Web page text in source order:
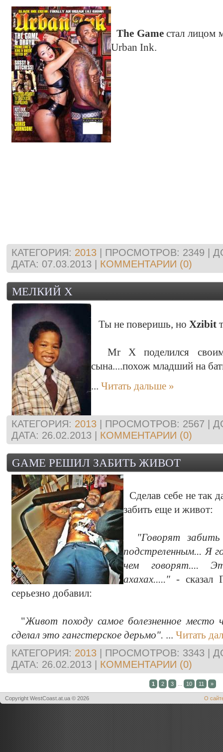
The Gameстал лицом
Urban Ink.
КАТЕГОРИЯ: 2013 | ПРОСМОТРОВ: 2349 |
ДАТА: 07.03.2013 КОММЕНТАРИИ (0)
MЕЛКИЙ X
Ты не поверишь, но Xzibit
Mr X поделился
сына....похож младший на
... Читать дальше »
КАТЕГОРИЯ: 2013 | ПРОСМОТРОВ: 2567 |
ДАТА: 26.02.2013 КОММЕНТАРИИ (0)
GAME РЕШИЛ ЗАБИТЬ ЖИВОТ
Сделав себе не так
забить еще и живот:
"Говорят
подстреленным... Я
чем говорят....
ахахах....." - сказал
серьезно добавил:
"Живот походу самое болезненное
сделал это гангстерское дерьмо". ... Читать
КАТЕГОРИЯ: 2013 | ПРОСМОТРОВ: 3343 |
ДАТА: 26.02.2013 КОММЕНТАРИИ (0)
1 2 3 10 11 »
Copyright WestCoast.at.ua © 2026 О